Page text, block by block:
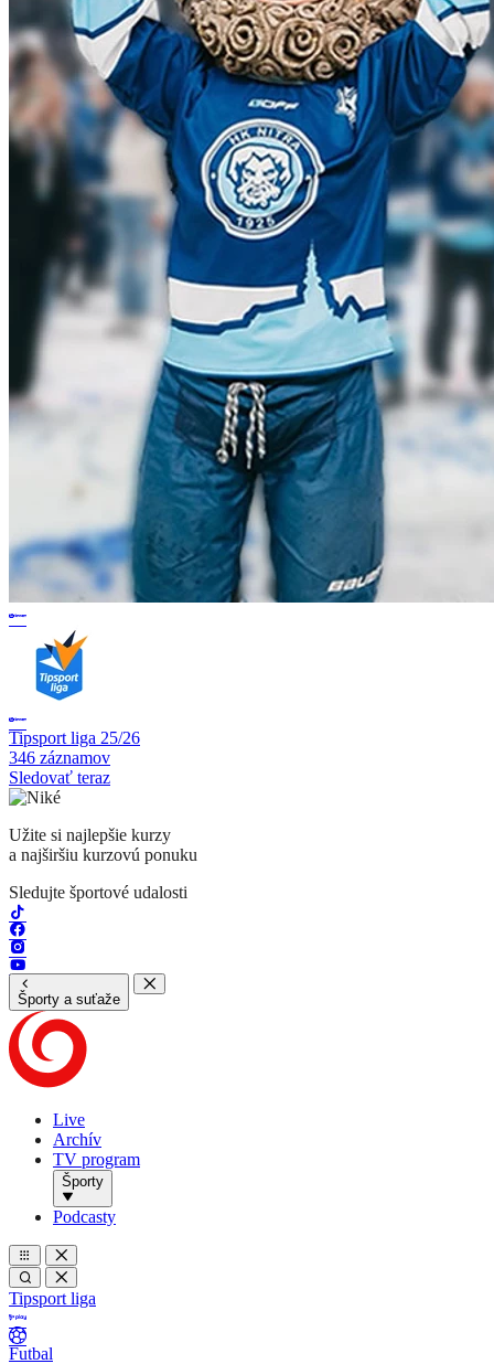
Tipsport liga 25/26
346 záznamov
Sledovať teraz
Užite si najlepšie kurzy
a najširšiu kurzovú ponuku
Sledujte športové udalosti
Športy a suťaže
Live
Archív
TV program
Športy
Podcasty
Tipsport liga
Futbal